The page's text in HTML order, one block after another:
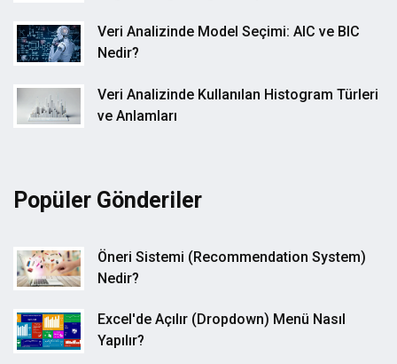
Veri Analizinde Model Seçimi: AIC ve BIC
Nedir?
Veri Analizinde Kullanılan Histogram Türleri
ve Anlamları
Popüler Gönderiler
Öneri Sistemi (Recommendation System)
Nedir?
Excel'de Açılır (Dropdown) Menü Nasıl
Yapılır?